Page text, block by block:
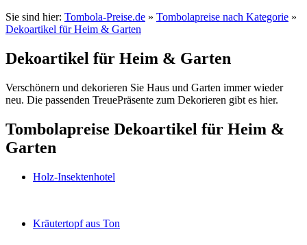
Sie sind hier: Tombola-Preise.de » Tombolapreise nach Kategorie »
Dekoartikel für Heim & Garten
Dekoartikel für Heim & Garten
Verschönern und dekorieren Sie Haus und Garten immer wieder
neu. Die passenden TreuePräsente zum Dekorieren gibt es hier.
Tombolapreise Dekoartikel für Heim &
Garten
Holz-Insektenhotel
Kräutertopf aus Ton